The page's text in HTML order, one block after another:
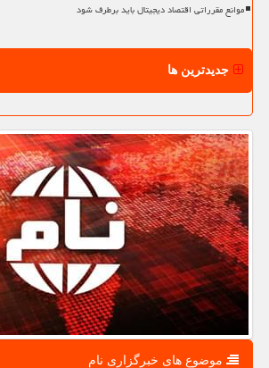
موانع مقرراتی اقتصاد دیجیتال باید برطرف شود
جدیدترین ها
موضوع های خبرگزاری نام